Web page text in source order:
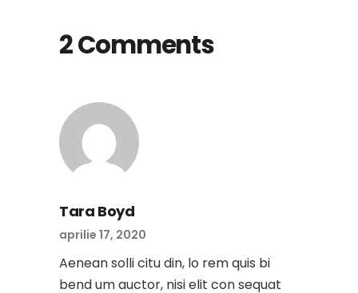
2 Comments
Tara Boyd
aprilie 17, 2020
Aenean solli citu din, lo rem quis bi
bend um auctor, nisi elit con sequat